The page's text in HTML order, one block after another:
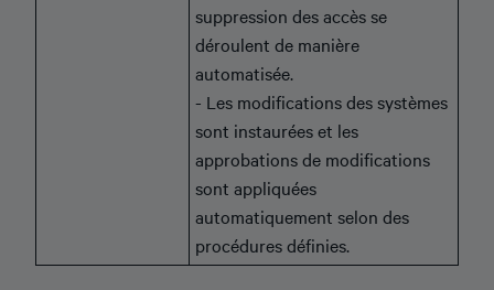
suppression des accès se
déroulent de manière
automatisée.
- Les modifications des systèmes
sont instaurées et les
approbations de modifications
sont appliquées
automatiquement selon des
procédures définies.